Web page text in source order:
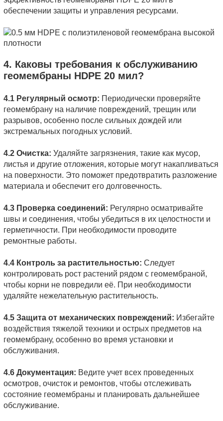
обеспечении защиты и управления ресурсами.
4. Каковы требования к обслуживанию
геомембраны HDPE 20 мил?
4.1 Регулярный осмотр: Периодически проверяйте
геомембрану на наличие повреждений, трещин или
разрывов, особенно после сильных дождей или
экстремальных погодных условий.
4.2 Очистка: Удаляйте загрязнения, такие как мусор,
листья и другие отложения, которые могут накапливаться
на поверхности. Это поможет предотвратить разложение
материала и обеспечит его долговечность.
4.3 Проверка соединений: Регулярно осматривайте
швы и соединения, чтобы убедиться в их целостности и
герметичности. При необходимости проводите
ремонтные работы.
4.4 Контроль за растительностью: Следует
контролировать рост растений рядом с геомембраной,
чтобы корни не повредили её. При необходимости
удаляйте нежелательную растительность.
4.5 Защита от механических повреждений: Избегайте
воздействия тяжелой техники и острых предметов на
геомембрану, особенно во время установки и
обслуживания.
4.6 Документация: Ведите учет всех проведенных
осмотров, очисток и ремонтов, чтобы отслеживать
состояние геомембраны и планировать дальнейшее
обслуживание.